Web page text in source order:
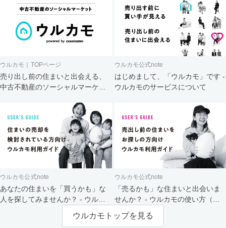
ウルカモ｜TOPページ
売り出し前の住まいと出会える、
中古不動産のソーシャルマーケッ
ウルカモ公式note
はじめまして、「ウルカモ」です -
ウルカモのサービスについて
ウルカモ公式note
あなたの住まいを「買うかも」な
人を探してみませんか？ - ウルカ
ウルカモ公式note
「売るかも」な住まいと出会いま
せんか？ - ウルカモの使い方（買
主さま向け）
ウルカモトップを見る